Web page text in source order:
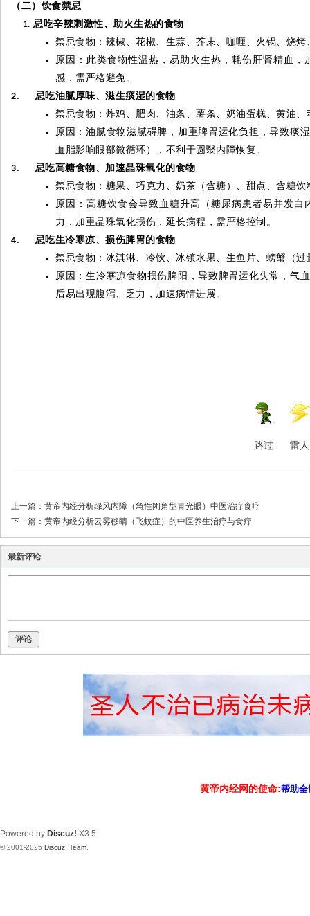
（二）饮食禁忌
忌吃辛辣刺激性、助火生热的食物
禁忌食物：辣椒、花椒、生蒜、芥末、咖喱、火锅、烧
原因：此类食物性温热，易助火生热，耗伤肝肾精血
感，需严格避免。
2.
忌吃油腻厚味、滋生痰湿的食物
禁忌食物：炸鸡、肥肉、油条、薯条、奶油蛋糕、黄油
原因：油腻食物滋腻碍脾，加重脾胃运化负担，导致痰
血脂影响眼部微循环），不利于圆翳内障恢复。
3.
忌吃高糖食物、加速晶珠氧化的食物
禁忌食物：糖果、巧克力、奶茶（含糖）、甜点、含糖饮
原因：高糖饮食会导致血糖升高（糖尿病患者易并发
力，加重晶珠氧化损伤，延长病程，需严格控制。
4.
忌吃生冷寒凉、损伤脾胃的食物
禁忌食物：冰淇淋、冷饮、冰镇水果、生鱼片、螃蟹（过
原因：生冷寒凉食物损伤脾阳，导致脾胃运化失常，气
后易出现腹泻、乏力，加速病情进展。
路过 雷人
上一篇： 黄帝内经分析绿风内障（急性闭角型青光眼）中医治疗食疗
下一篇： 黄帝内经分析云雾移睛（飞蚊症）的中医养生治疗与食疗
最新评论
评论
黄帝内经网的使命:帮助
Powered by Discuz! X3.5
© 2001-2025 Discuz! Team